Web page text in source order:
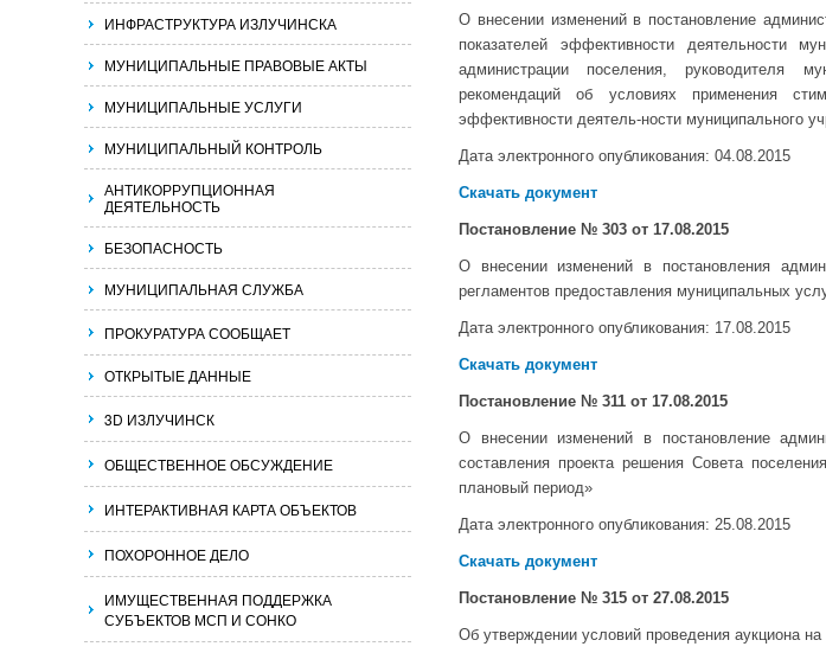
О внесении изменений в постановление
показателей эффективности деятельности
администрации поселения, руководителя
рекомендаций об условиях применения
эффективности деятель-ности муниципального
Дата электронного опубликования: 04.08.2015
Скачать документ
Постановление № 303 от 17.08.2015
О внесении изменений в постановления
регламентов предоставления муниципальных
Дата электронного опубликования: 17.08.2015
Скачать документ
Постановление № 311 от 17.08.2015
О внесении изменений в постановление
составления проекта решения Совета
плановый период»
Дата электронного опубликования: 25.08.2015
Скачать документ
Постановление № 315 от 27.08.2015
Об утверждении условий проведения аукциона
ИНФРАСТРУКТУРА ИЗЛУЧИНСКА
МУНИЦИПАЛЬНЫЕ ПРАВОВЫЕ АКТЫ
МУНИЦИПАЛЬНЫЕ УСЛУГИ
МУНИЦИПАЛЬНЫЙ КОНТРОЛЬ
АНТИКОРРУПЦИОННАЯ
ДЕЯТЕЛЬНОСТЬ
БЕЗОПАСНОСТЬ
МУНИЦИПАЛЬНАЯ СЛУЖБА
ПРОКУРАТУРА СООБЩАЕТ
ОТКРЫТЫЕ ДАННЫЕ
3D ИЗЛУЧИНСК
ОБЩЕСТВЕННОЕ ОБСУЖДЕНИЕ
ИНТЕРАКТИВНАЯ КАРТА ОБЪЕКТОВ
ПОХОРОННОЕ ДЕЛО
ИМУЩЕСТВЕННАЯ ПОДДЕРЖКА
СУБЪЕКТОВ МСП И СОНКО